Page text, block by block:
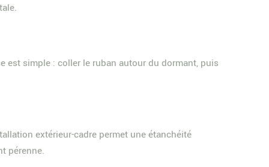
est simple : coller le ruban autour du dormant, puis
extérieur-cadre permet une étanchéité
pérenne.